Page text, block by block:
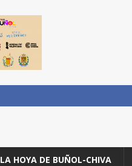
LA HOYA DE BUÑOL-CHIVA